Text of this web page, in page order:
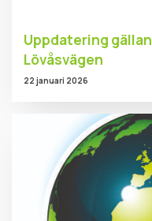
Uppdatering
Lövåsvägen
22 januari 2026